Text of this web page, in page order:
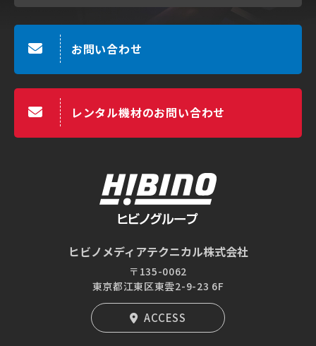
お問い合わせ
レンタル機材のお問い合わせ
ヒビノメディアテクニカル株式会社
〒135-0062
東京都江東区東雲2-9-23 6F
ACCESS